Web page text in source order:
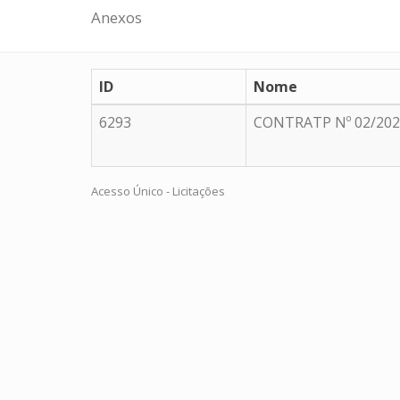
Anexos
ID
Nome
6293
CONTRATP Nº 02/
Acesso Único - Licitações